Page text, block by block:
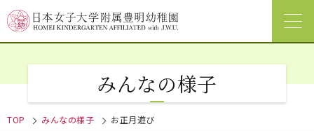
みんなの様子
TOP みんなの様子 お正月遊び